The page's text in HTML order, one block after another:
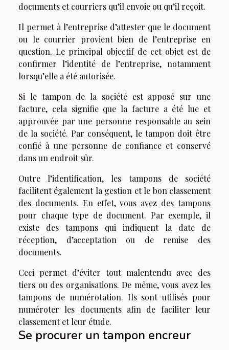
documents et courriers qu’il envoie ou qu’il reçoit.
Il permet à l’entreprise d’attester que le document
ou le courrier provient bien de l’entreprise en
question. Le principal objectif de cet objet est de
confirmer l’identité de l’entreprise, notamment
lorsqu’elle a été autorisée.
Si le tampon de la société est apposé sur une
facture, cela signifie que la facture a été lue et
approuvée par une personne responsable au sein
de la société. Par conséquent, le tampon doit être
confié à une personne de confiance et conservé
dans un endroit sûr.
Outre l’identification, les tampons de société
facilitent également la gestion et le bon classement
des documents. En effet, vous avez des tampons
pour chaque type de document. Par exemple, il
existe des tampons qui indiquent la date de
réception, d’acceptation ou de remise des
documents.
Ceci permet d’éviter tout malentendu avec des
tiers ou des organisations. De même, vous avez les
tampons de numérotation. Ils sont utilisés pour
numéroter les documents afin de faciliter leur
classement et leur étude.
Se procurer un tampon encreur